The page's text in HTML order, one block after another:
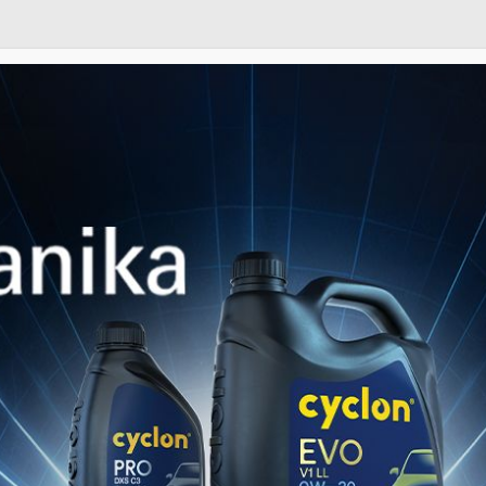
LPC е част от
групи в
Гърция и по-
От 1981,
изледвания с цел